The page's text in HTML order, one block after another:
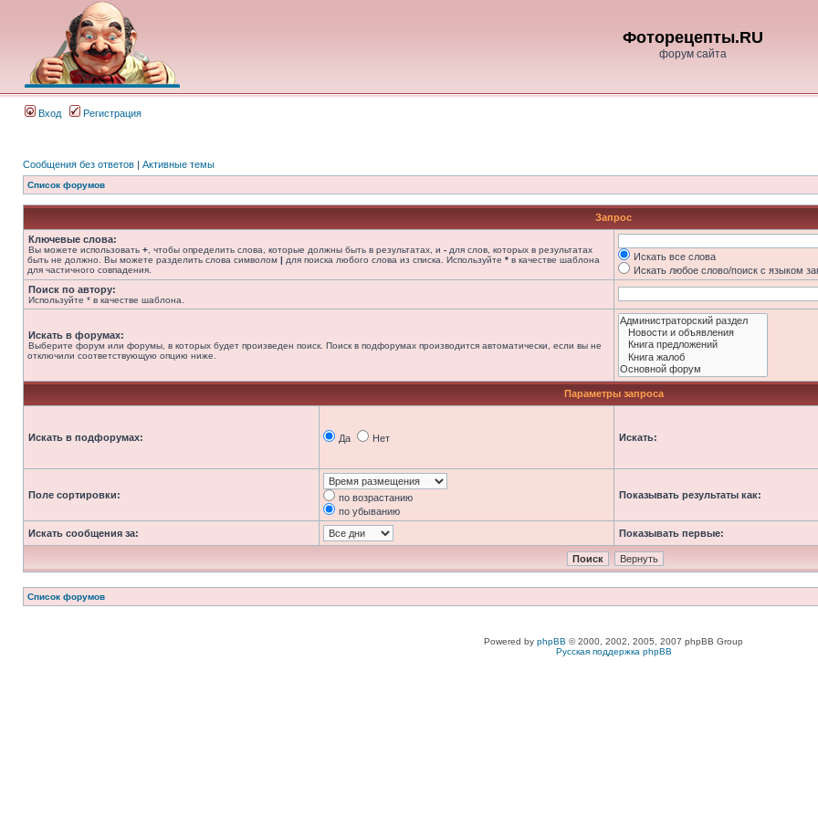
Фоторецепты.RU
форум сайта
Вход Регистрация
Сообщения без ответов | Активные темы
Список форумов
Запрос
Ключевые слова:
Вы можете использовать + , чтобы определить слова, которые должны быть в результатах, и - для слов, которых в результатах
быть не должно. Вы можете разделить слова символом | для поиска любого слова из списка. Используйте * в качестве шаблона
для частичного совпадения.
Искать все слова
Искать любое слово/поиск с языком
Поиск по автору:
Используйте * в качестве шаблона.
Искать в форумах:
Выберите форум или форумы, в которых будет произведен поиск. Поиск в подфорумах производится автоматически, если вы не
отключили соответствующую опцию ниже.
Параметры запроса
Искать в подфорумах: Да Нет Искать:
Поле сортировки:
по возрастанию
по убыванию
Показывать результаты как:
Искать сообщения за: Показывать первые:
Список форумов
Powered by phpBB © 2000, 2002, 2005, 2007 phpBB Group
Русская поддержка phpBB